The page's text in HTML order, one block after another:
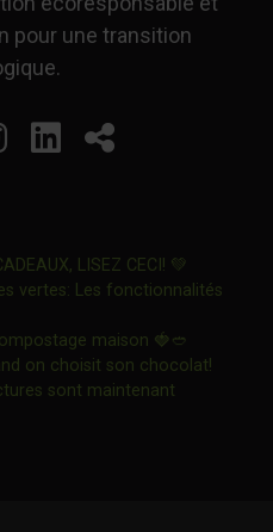
pour une transition
s'ouvrira dans
lien s'ouvrira
Instagram
Ce lien s'ouvrira
LinkedIn
Ce lienPartager
LISEZ CECI! 💚
vertes: Les fonctionnalités
s'ouvrira dans une nouvelle
maison 🍓🥙
on choisit son chocolat!Ce lien
sont maintenant
dans une nouvelle fenêtre"
s'ouvrira dans une nouvelle